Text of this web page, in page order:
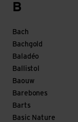
B
Bach
Bachgold
Baladéo
Ballistol
Baouw
Barebones
Barts
Basic Nature